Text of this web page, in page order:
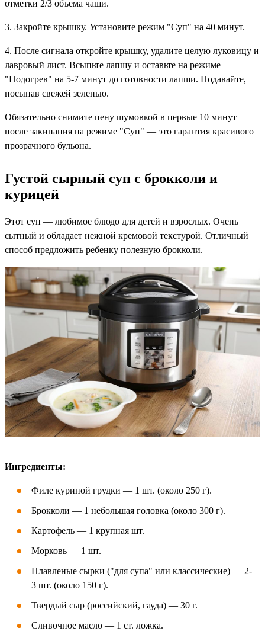
отметки 2/3 объема чаши.
3. Закройте крышку. Установите режим "Суп" на 40 минут.
4. После сигнала откройте крышку, удалите целую луковицу и
лавровый лист. Всыпьте лапшу и оставьте на режиме
"Подогрев" на 5-7 минут до готовности лапши. Подавайте,
посыпав свежей зеленью.
Обязательно снимите пену шумовкой в первые 10 минут
после закипания на режиме "Суп" — это гарантия красивого
прозрачного бульона.
Густой сырный суп с брокколи и
курицей
Этот суп — любимое блюдо для детей и взрослых. Очень
сытный и обладает нежной кремовой текстурой. Отличный
способ предложить ребенку полезную брокколи.
Ингредиенты:
Филе куриной грудки — 1 шт. (около 250 г).
Брокколи — 1 небольшая головка (около 300 г).
Картофель — 1 крупная шт.
Морковь — 1 шт.
Плавленые сырки ("для супа" или классические) — 2-
3 шт. (около 150 г).
Твердый сыр (российский, гауда) — 30 г.
Сливочное масло — 1 ст. ложка.